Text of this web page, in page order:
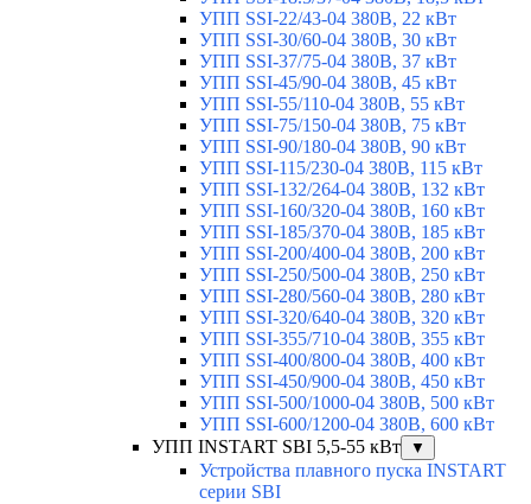
УПП SSI-22/43-04 380В, 22 кВт
УПП SSI-30/60-04 380В, 30 кВт
УПП SSI-37/75-04 380В, 37 кВт
УПП SSI-45/90-04 380В, 45 кВт
УПП SSI-55/110-04 380В, 55 кВт
УПП SSI-75/150-04 380В, 75 кВт
УПП SSI-90/180-04 380В, 90 кВт
УПП SSI-115/230-04 380В, 115 кВт
УПП SSI-132/264-04 380В, 132 кВт
УПП SSI-160/320-04 380В, 160 кВт
УПП SSI-185/370-04 380В, 185 кВт
УПП SSI-200/400-04 380В, 200 кВт
УПП SSI-250/500-04 380В, 250 кВт
УПП SSI-280/560-04 380В, 280 кВт
УПП SSI-320/640-04 380В, 320 кВт
УПП SSI-355/710-04 380В, 355 кВт
УПП SSI-400/800-04 380В, 400 кВт
УПП SSI-450/900-04 380В, 450 кВт
УПП SSI-500/1000-04 380В, 500 кВт
УПП SSI-600/1200-04 380В, 600 кВт
УПП INSTART SBI 5,5-55 кВт
▼
Устройства плавного пуска INSTART
серии SBI